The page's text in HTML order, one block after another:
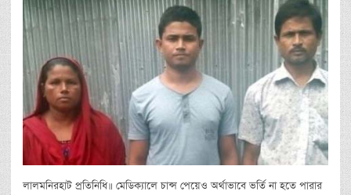
লালমনিরহাট প্রতিনিধি॥ মেডিক্যালে চান্স পেয়েও অর্থাভাবে ভর্তি না হতে পারার